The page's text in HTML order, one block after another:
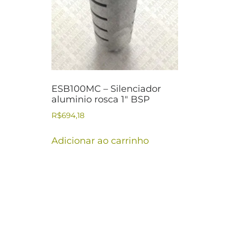
ESB100MC – Silenciador
aluminio rosca 1″ BSP
R$694,18
Adicionar ao carrinho